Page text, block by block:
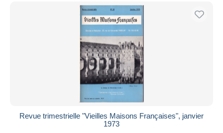
Revue trimestrielle "Vieilles Maisons Françaises", janvier
1973